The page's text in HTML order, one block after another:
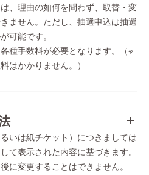
、理由の如何を問わず、取替・変
ません。ただし、抽選申込は抽選
可能です。
種手数料が必要となります。（※
はかかりません。）
いは紙チケット）につきましては
て表示された内容に基づきます。
に変更することはできません。